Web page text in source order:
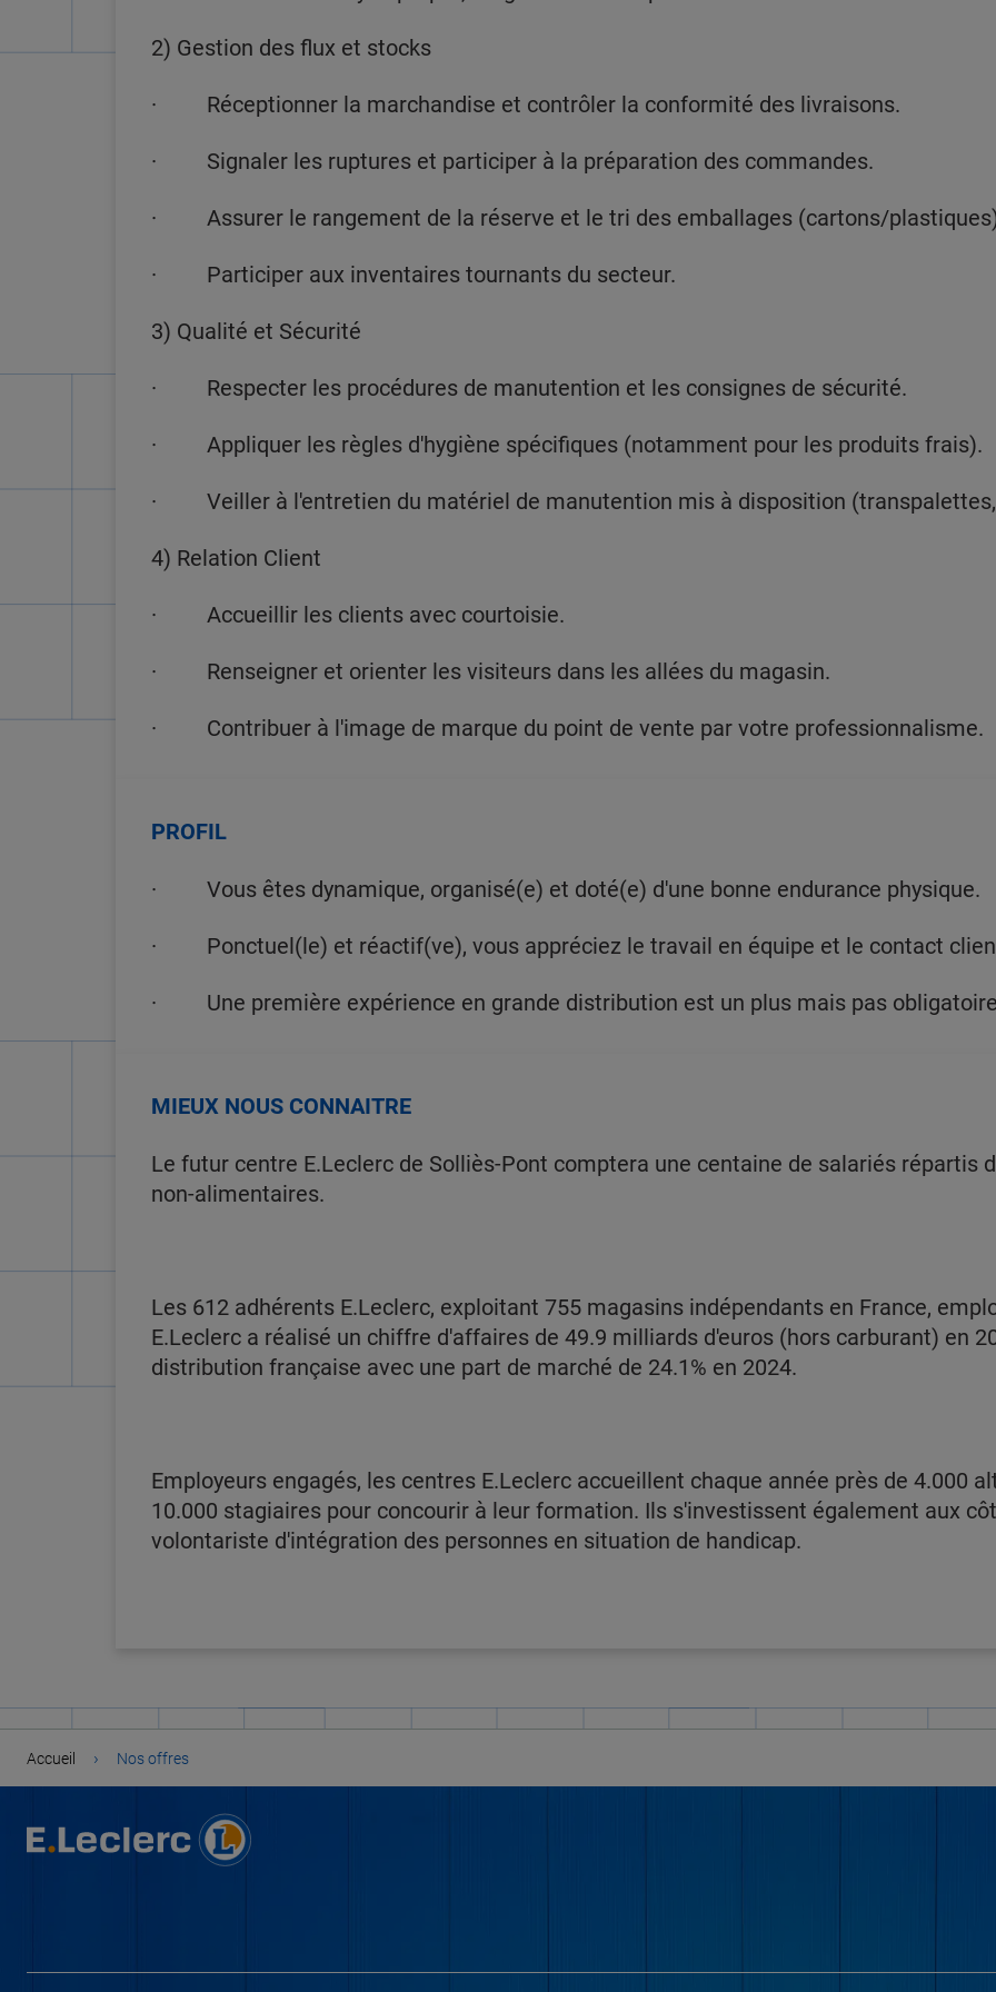
2) Gestion des flux et stocks
· Réceptionner la marchandise et contrôler la conformité des livraisons.
· Signaler les ruptures et participer à la préparation des commandes.
· Assurer le rangement de la réserve et le tri des emballages (cartons/
· Participer aux inventaires tournants du secteur.
3) Qualité et Sécurité
· Respecter les procédures de manutention et les consignes de sécurité.
· Appliquer les règles d'hygiène spécifiques (notamment pour les produits frais).
· Veiller à l'entretien du matériel de manutention mis à disposition
4) Relation Client
· Accueillir les clients avec courtoisie.
· Renseigner et orienter les visiteurs dans les allées du magasin.
· Contribuer à l'image de marque du point de vente par votre professionnalisme.
PROFIL
· Vous êtes dynamique, organisé(e) et doté(e) d'une bonne endurance physique.
· Ponctuel(le) et réactif(ve), vous appréciez le travail en équipe et le contact
· Une première expérience en grande distribution est un plus mais pas
MIEUX NOUS CONNAITRE
Le futur centre E.Leclerc de Solliès-Pont comptera une centaine de salariés répartis
non-alimentaires.
Les 612 adhérents E.Leclerc, exploitant 755 magasins indépendants en France,
E.Leclerc a réalisé un chiffre d'affaires de 49.9 milliards d'euros (hors carburant) en
distribution française avec une part de marché de 24.1% en 2024.
Employeurs engagés, les centres E.Leclerc accueillent chaque année près de 4.000
10.000 stagiaires pour concourir à leur formation. Ils s'investissent également aux
volontariste d'intégration des personnes en situation de handicap.
Accueil › Nos offres